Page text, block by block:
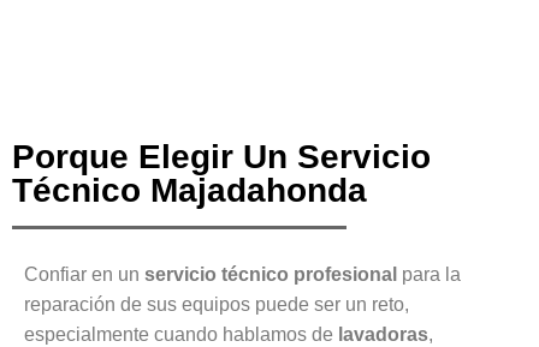
Porque Elegir Un Servicio
Técnico Majadahonda
Confiar en un servicio técnico profesional para la
reparación de sus equipos puede ser un reto,
especialmente cuando hablamos de lavadoras,